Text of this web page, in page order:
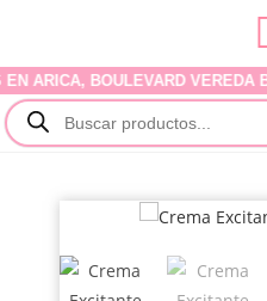
ARICA, BOULEVARD VEREDA